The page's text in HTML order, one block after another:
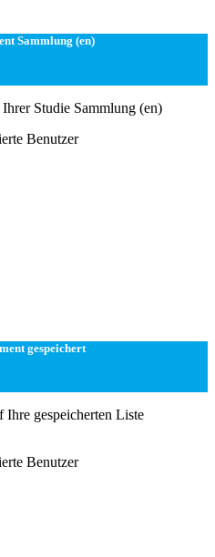
Sammlung (en)
Studie Sammlung (en)
Benutzer
gespeichert
Ihre gespeicherten Liste
Benutzer